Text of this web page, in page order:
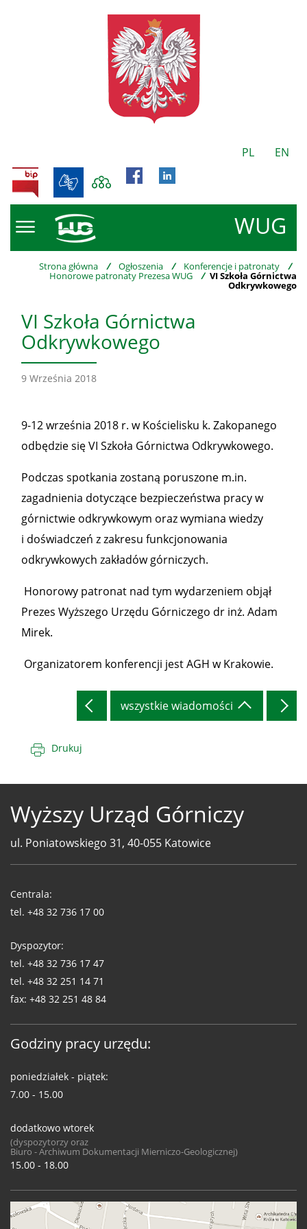
PL EN
WUG
BIP
Strona główna / Ogłoszenia / Konferencje i patronaty /
Honorowe patronaty Prezesa WUG / VI Szkoła Górnictwa
Odkrywkowego
VI Szkoła Górnictwa
Odkrywkowego
9 Września 2018
9-12 września 2018 r. w Kościelisku k. Zakopanego
odbędzie się VI Szkoła Górnictwa Odkrywkowego.
Podczas spotkania zostaną poruszone m.in.
zagadnienia dotyczące bezpieczeństwa pracy w
górnictwie odkrywkowym oraz wymiana wiedzy
i doświadczeń z zakresu funkcjonowania
odkrywkowych zakładów górniczych.
Honorowy patronat nad tym wydarzeniem objął
Prezes Wyższego Urzędu Górniczego dr inż. Adam
Mirek.
Organizatorem konferencji jest AGH w Krakowie.
wszystkie wiadomości
Drukuj
Wyższy Urząd Górniczy
ul. Poniatowskiego 31, 40-055 Katowice
WUG
Centrala:
tel. +48 32 736 17 00
Dyspozytor:
tel. +48 32 736 17 47
tel. +48 32 251 14 71
fax: +48 32 251 48 84
Godziny pracy urzędu:
poniedziałek - piątek:
7.00 - 15.00
dodatkowo wtorek
(dyspozytorzy oraz
Biuro - Archiwum Dokumentacji Mierniczo-Geologicznej)
15.00 - 18.00